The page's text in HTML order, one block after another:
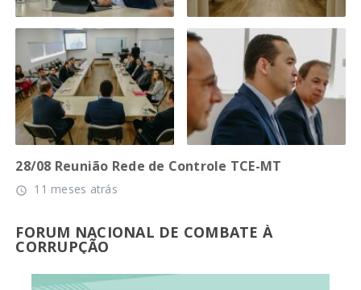
28/08 Reunião Rede de Controle TCE-MT
access_time 11 meses atrás
FORUM NACIONAL DE COMBATE À
CORRUPÇÃO